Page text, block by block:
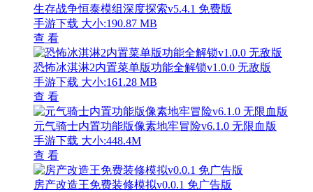
生存战争恒泰模组深度探索v5.4.1 免费版
手游下载 大小:190.87 MB
查 看
恐怖冰淇淋2内置菜单版功能全解锁v1.0.0 无敌版
手游下载 大小:161.28 MB
查 看
元气骑士内置功能版像素地牢冒险v6.1.0 无限血版
手游下载 大小:448.4M
查 看
房产改造王免费装修模拟v0.0.1 免广告版